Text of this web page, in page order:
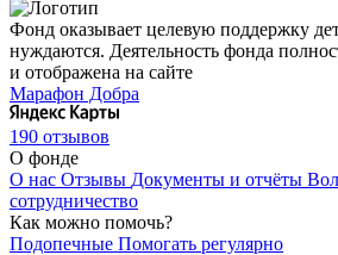
Фонд оказывает целевую поддержку
нуждаются. Деятельность фонда
и отображена на сайте
Марафон Добра
190 отзывов
О фонде
О нас Отзывы Документы и отчёты
сотрудничество
Как можно помочь?
Подопечные Помогать регулярно